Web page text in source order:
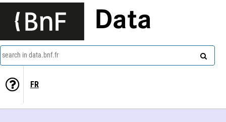
Data
search in data.bnf.fr
FR